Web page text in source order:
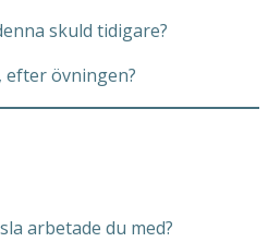
skuld tidigare?
efter övningen?
arbetade du med?